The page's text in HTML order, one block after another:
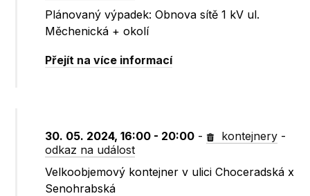
Plánovaný výpadek: Obnova sítě 1 kV ul.
Měchenická + okolí
Přejít na více informací
30. 05. 2024, 16:00 - 20:00 - kontejnery -
odkaz na událost
Velkoobjemový kontejner v ulici Choceradská x
Senohrabská